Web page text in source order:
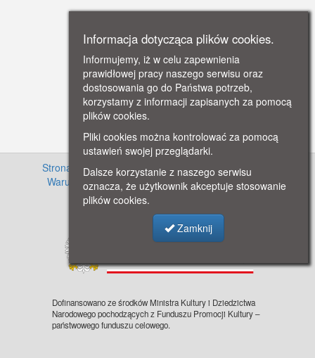
Strona główna · Informacje o projekcie · Cennik
Warunki używania zasobów
· Kontakt ·
Regulamin
serwisu
· Polityka prywatności
Dofinansowano ze środków Ministra Kultury i Dziedzictwa
Narodowego pochodzących z Funduszu Promocji Kultury –
państwowego funduszu celowego.
Informacja dotycząca plików cookies.
Informujemy, iż w celu zapewnienia
prawidłowej pracy naszego serwisu oraz
dostosowania go do Państwa potrzeb,
korzystamy z informacji zapisanych za pomocą
plików cookies.
Pliki cookies można kontrolować za pomocą
ustawień swojej przeglądarki.
Dalsze korzystanie z naszego serwisu
oznacza, że użytkownik akceptuje stosowanie
plików cookies.
Zamknij